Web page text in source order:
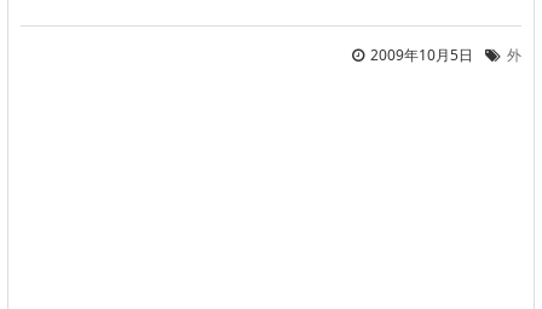
2009年10月5日 外